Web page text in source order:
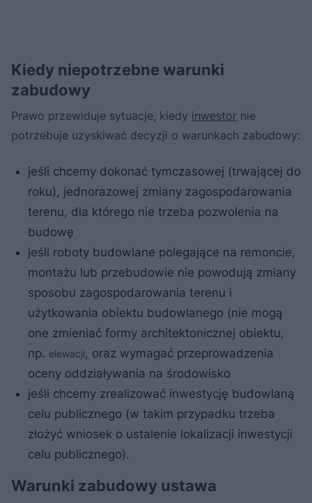
Kiedy niepotrzebne warunki
zabudowy
Prawo przewiduje sytuacje, kiedy inwestor nie
potrzebuje uzyskiwać decyzji o warunkach zabudowy:
jeśli chcemy dokonać tymczasowej (trwającej do
roku), jednorazowej zmiany zagospodarowania
terenu, dla którego nie trzeba pozwolenia na
budowę
jeśli roboty budowlane polegające na remoncie,
montażu lub przebudowie nie powodują zmiany
sposobu zagospodarowania terenu i
użytkowania obiektu budowlanego (nie mogą
one zmieniać formy architektonicznej obiektu,
np. elewacji, oraz wymagać przeprowadzenia
oceny oddziaływania na środowisko
jeśli chcemy zrealizować inwestycję budowlaną
celu publicznego (w takim przypadku trzeba
złożyć wniosek o ustalenie lokalizacji inwestycji
celu publicznego).
Warunki zabudowy ustawa